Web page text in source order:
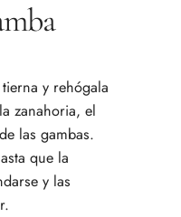
y rehógala
zanahoria, el
las gambas.
que la
y las